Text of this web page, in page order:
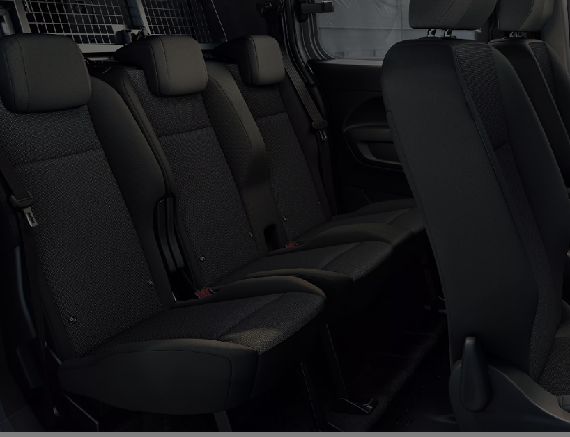
Od 105 300 zł
Corolla Hatchback
HYBRID